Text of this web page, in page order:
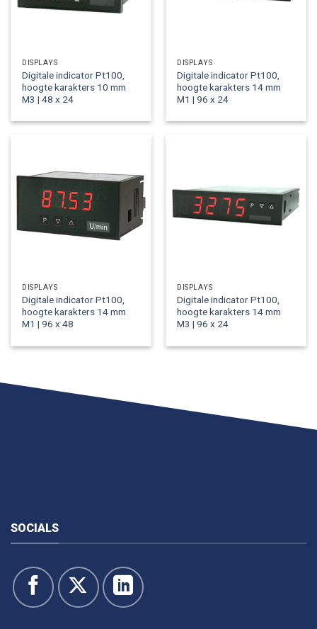
DISPLAYS
Digitale indicator Pt100,
hoogte karakters 10 mm
M3 | 48 x 24
DISPLAYS
Digitale indicator Pt100,
hoogte karakters 14 mm
M1 | 96 x 24
DISPLAYS
Digitale indicator Pt100,
hoogte karakters 14 mm
M1 | 96 x 48
DISPLAYS
Digitale indicator Pt100,
hoogte karakters 14 mm
M3 | 96 x 24
SOCIALS